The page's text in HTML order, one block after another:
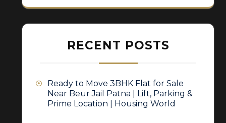
RECENT POSTS
Ready to Move 3BHK Flat for Sale
Near Beur Jail Patna | Lift, Parking &
Prime Location | Housing World